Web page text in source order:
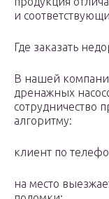
и
Где заказать
В нашей
дренажных
сотрудничество
алгоритму:
клиент по
на место